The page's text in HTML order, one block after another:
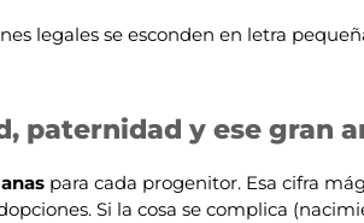
legales se esconden en letra
paternidad y ese gran
para cada progenitor. Esa cifra
Si la cosa se complica